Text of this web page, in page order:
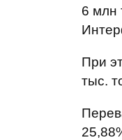
6 млн
При
тыс.